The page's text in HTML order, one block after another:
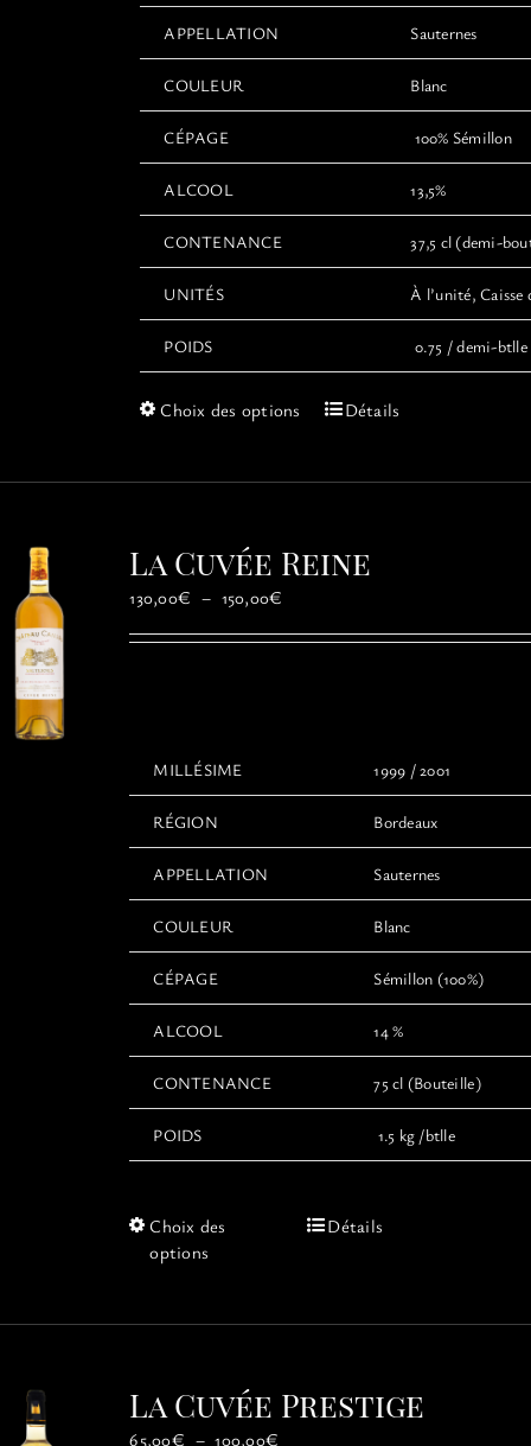
APPELLATION Sauternes
COULEUR Blanc
CÉPAGE 100% Sémillon
ALCOOL 13,5%
CONTENANCE 37,5 cl (demi-
UNITÉS À l’unité, Caisse
POIDS 0.75 / demi-
Choix des options
Ce
plusieurs
options
choisies
produit
Détails
La Cuvée Reine
130,00€ – 150,00€
prix :
MILLÉSIME 1999 / 2001
RÉGION Bordeaux
APPELLATION Sauternes
COULEUR Blanc
CÉPAGE Sémillon (100%)
ALCOOL 14 %
CONTENANCE 75 cl (Bouteille)
POIDS 1.5 kg /btlle
Choix des
options
Ce
variations.
peuvent
Détails
La Cuvée Prestige
65,00€ – 100,00€